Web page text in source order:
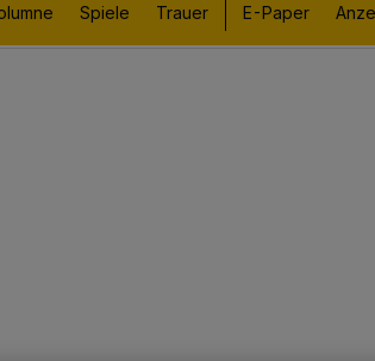
Spiele Trauer E-Paper